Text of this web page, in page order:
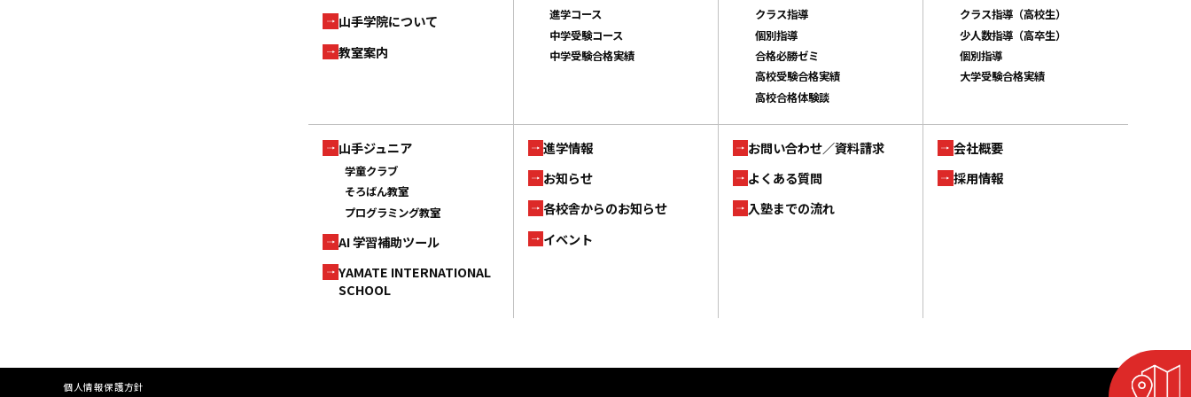
山手学院について
教室案内
進学コース
中学受験コース
中学受験合格実績
クラス指導
個別指導
合格必勝ゼミ
高校受験合格実績
高校合格体験談
クラス指導（高校生）
少人数指導（高卒生）
個別指導
大学受験合格実績
山手ジュニア
学童クラブ
そろばん教室
プログラミング教室
AI 学習補助ツール
YAMATE INTERNATIONAL
SCHOOL
進学情報
お知らせ
各校舎からのお知らせ
イベント
お問い合わせ／資料請求
よくある質問
入塾までの流れ
会社概要
採用情報
個人情報保護方針